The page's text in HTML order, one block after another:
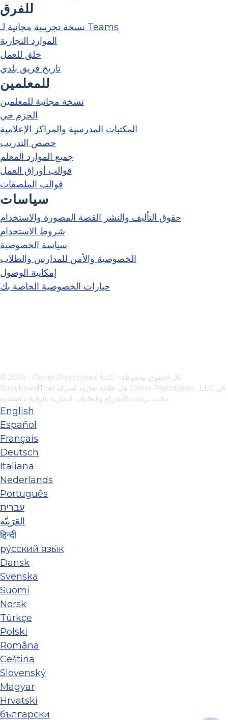
للفرق
نسخة تجريبية مجانية لـ Teams
الموارد التجارية
خلق للعمل
تاريخ فريق بلدي
للمعلمين
نسخة مجانية للمعلمين
الحزم حي
المكتبات المدرسية والمراكز الإعلامية
حصص التدريب
جميع الموارد المعلم
قوالب أوراق العمل
قوالب الملصقات
سياسات
حقوق التأليف والنشر القصة المصورة والاستخدام
شروط الاستخدام
سياسة الخصوصية
الخصوصية والأمن للمدارس والطلاب
إمكانية الوصول
خيارات الخصوصية الخاصة بك
© 2026 - Clever Prototypes, LLC - كل الحقوق محفوظة.
Clever Prototypes , LLC
مكتب براءات الاختراع والعلامات التجارية بالولايات المتحدة
English
Español
Français
Deutsch
Italiana
Nederlands
Português
עברית
العَرَبِيَّة
हिन्दी
ру́сский язы́к
Dansk
Svenska
Suomi
Norsk
Türkçe
Polski
Româna
Ceština
Slovenský
Magyar
Hrvatski
български